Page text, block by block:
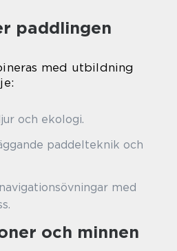
paddlingen
med utbildning
och ekologi.
paddelteknik och
med
och minnen